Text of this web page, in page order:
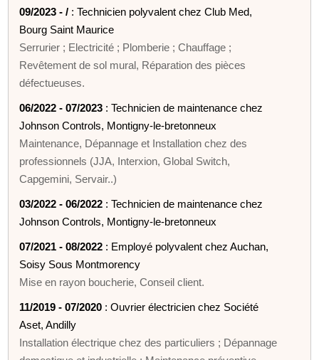
09/2023 - / : Technicien polyvalent chez Club Med,
Bourg Saint Maurice
Serrurier ; Electricité ; Plomberie ; Chauffage ;
Revêtement de sol mural, Réparation des pièces
défectueuses.
06/2022 - 07/2023 : Technicien de maintenance chez
Johnson Controls, Montigny-le-bretonneux
Maintenance, Dépannage et Installation chez des
professionnels (JJA, Interxion, Global Switch,
Capgemini, Servair..)
03/2022 - 06/2022 : Technicien de maintenance chez
Johnson Controls, Montigny-le-bretonneux
07/2021 - 08/2022 : Employé polyvalent chez Auchan,
Soisy Sous Montmorency
Mise en rayon boucherie, Conseil client.
11/2019 - 07/2020 : Ouvrier électricien chez Société
Aset, Andilly
Installation électrique chez des particuliers ; Dépannage